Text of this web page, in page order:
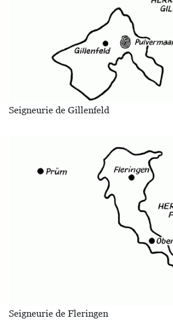
Seigneurie de Gillenfeld
Seigneurie de Fleringen